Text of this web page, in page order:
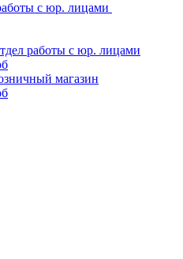
с юр. лицами
работы с юр. лицами
магазин